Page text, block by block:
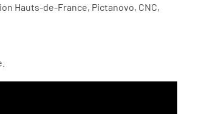
Hauts-de-France, Pictanovo, CNC,